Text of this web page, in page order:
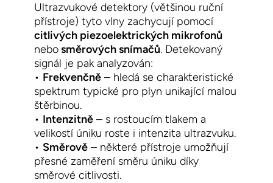
Ultrazvukové detektory (většinou ruční
přístroje) tyto vlny zachycují pomocí
citlivých piezoelektrických mikrofonů
nebosměrových snímačů. Detekovaný
signál je pak analyzován:
• Frekvenčně– hledá se charakteristické
spektrum typické pro plyn unikající malou
štěrbinou.
• Intenzitně– s rostoucím tlakem a
velikostí úniku roste i intenzita ultrazvuku.
• Směrově– některé přístroje umožňují
přesné zaměření směru úniku díky
směrové citlivosti.